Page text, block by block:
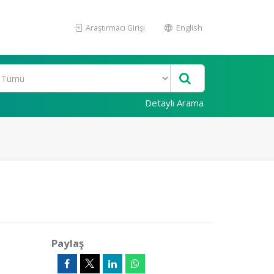
Araştırmacı Girişi English
Detaylı Arama
Paylaş